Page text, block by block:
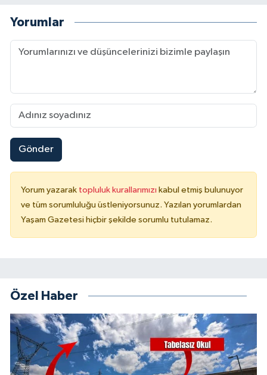
Yorumlar
Gönder
Yorum yazarak topluluk kurallarımızı kabul etmiş bulunuyor
ve tüm sorumluluğu üstleniyorsunuz. Yazılan yorumlardan
Yaşam Gazetesi hiçbir şekilde sorumlu tutulamaz.
Özel Haber